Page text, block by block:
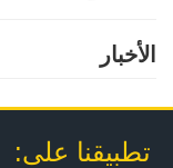
الأخبار
تطبيقنا على: